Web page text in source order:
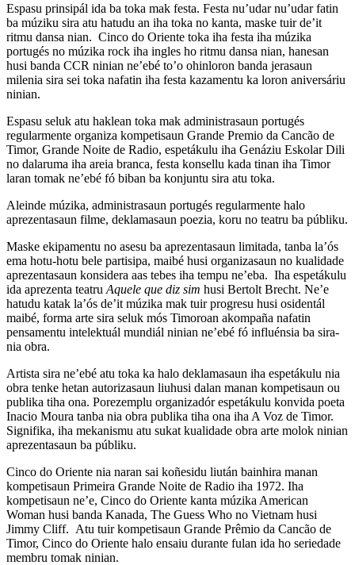
Espasu prinsipál ida ba toka mak festa. Festa nu’udar nu’udar fatin
ba múziku sira atu hatudu an iha toka no kanta, maske tuir de’it
ritmu dansa nian. Cinco do Oriente toka iha festa iha múzika
portugés no múzika rock iha ingles ho ritmu dansa nian, hanesan
husi banda CCR ninian ne’ebé to’o ohinloron banda jerasaun
milenia sira sei toka nafatin iha festa kazamentu ka loron aniversáriu
ninian.
Espasu seluk atu haklean toka mak administrasaun portugés
regularmente organiza kompetisaun Grande Premio da Cancão de
Timor, Grande Noite de Radio, espetákulu iha Genáziu Eskolar Dili
no dalaruma iha areia branca, festa konsellu kada tinan iha Timor
laran tomak ne’ebé fó biban ba konjuntu sira atu toka.
Aleinde múzika, administrasaun portugés regularmente halo
aprezentasaun filme, deklamasaun poezia, koru no teatru ba públiku.
Maske ekipamentu no asesu ba aprezentasaun limitada, tanba la’ós
ema hotu-hotu bele partisipa, maibé husi organizasaun no kualidade
aprezentasaun konsidera aas tebes iha tempu ne’eba. Iha espetákulu
ida aprezenta teatru Aquele que diz sim husi Bertolt Brecht. Ne’e
hatudu katak la’ós de’it múzika mak tuir progresu husi osidentál
maibé, forma arte sira seluk mós Timoroan akompaña nafatin
pensamentu intelektuál mundiál ninian ne’ebé fó influénsia ba sira-
nia obra.
Artista sira ne’ebé atu toka ka halo deklamasaun iha espetákulu nia
obra tenke hetan autorizasaun liuhusi dalan manan kompetisaun ou
publika tiha ona. Porezemplu organizadór espetákulu konvida poeta
Inacio Moura tanba nia obra publika tiha ona iha A Voz de Timor.
Signifika, iha mekanismu atu sukat kualidade obra arte molok ninian
aprezentasaun ba públiku.
Cinco do Oriente nia naran sai koñesidu liután bainhira manan
kompetisaun Primeira Grande Noite de Radio iha 1972. Iha
kompetisaun ne’e, Cinco do Oriente kanta múzika American
Woman husi banda Kanada, The Guess Who no Vietnam husi
Jimmy Cliff. Atu tuir kompetisaun Grande Prêmio da Cancão de
Timor, Cinco do Oriente halo ensaiu durante fulan ida ho seriedade
membru tomak ninian.